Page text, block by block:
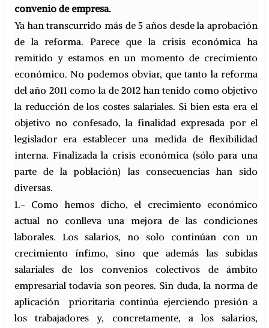
convenio de empresa.
Ya han transcurrido más de 5 años desde la aprobación
de la reforma. Parece que la crisis económica ha
remitido y estamos en un momento de crecimiento
económico. No podemos obviar, que tanto la reforma
del año 2011 como la de 2012 han tenido como objetivo
la reducción de los costes salariales. Si bien esta era el
objetivo no confesado, la finalidad expresada por el
legislador era establecer una medida de flexibilidad
interna. Finalizada la crisis económica (sólo para una
parte de la población) las consecuencias han sido
diversas.
1.- Como hemos dicho, el crecimiento económico
actual no conlleva una mejora de las condiciones
laborales. Los salarios, no solo continúan con un
crecimiento ínfimo, sino que además las subidas
salariales de los convenios colectivos de ámbito
empresarial todavía son peores. Sin duda, la norma de
aplicación prioritaria continúa ejerciendo presión a
los trabajadores y, concretamente, a los salarios,